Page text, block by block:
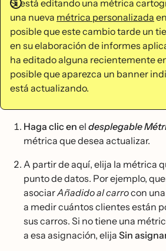
Si está editando una métrica
una nueva métrica personalizada
posible que este cambio tarde un
en su elaboración de informes
ha editado alguna recientemente
posible que aparezca un banner
está actualizando.
Haga clic en el desplegable
métrica que desea actualizar.
A partir de aquí, elija la métrica
punto de datos. Por ejemplo,
asociarAñadido al carrocon
a medir cuántos clientes están
sus carros. Si no tiene una
a esa asignación, elija Sin